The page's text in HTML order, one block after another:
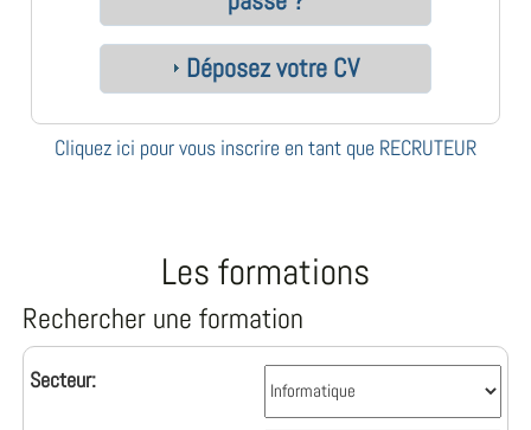
Déposez votre CV
Cliquez ici pour vous inscrire en tant que RECRUTEUR
Les formations
Rechercher une formation
Secteur: